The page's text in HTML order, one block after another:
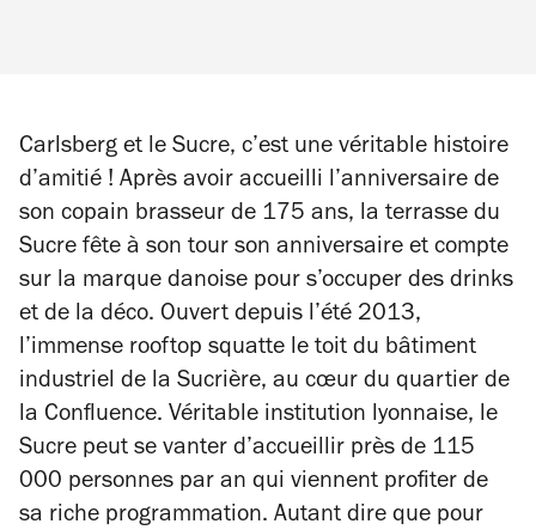
Carlsberg et le Sucre, c’est une véritable histoire
d’amitié ! Après avoir accueilli l’anniversaire de
son copain brasseur de 175 ans, la terrasse du
Sucre fête à son tour son anniversaire et compte
sur la marque danoise pour s’occuper des drinks
et de la déco. Ouvert depuis l’été 2013,
l’immense rooftop squatte le toit du bâtiment
industriel de la Sucrière, au cœur du quartier de
la Confluence. Véritable institution lyonnaise, le
Sucre peut se vanter d’accueillir près de 115
000 personnes par an qui viennent profiter de
sa riche programmation. Autant dire que pour